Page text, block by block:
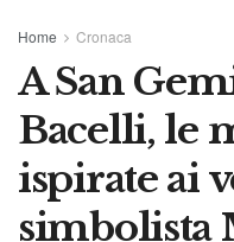
Home Cronaca
A San
Bacelli, le
ispirate ai
simbolista